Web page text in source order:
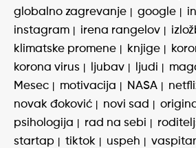
globalno zagrevanje
google
instagram
irena rangelov
klimatske promene
knjige
korona virus
ljubav ljudi
Mesec
motivacija NASA
novak đoković
novi sad
psihologija
rad na sebi
startap
tiktok uspeh